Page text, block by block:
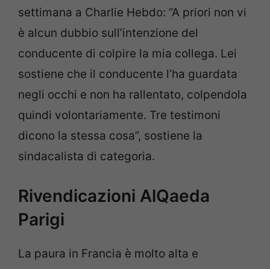
settimana a Charlie Hebdo: “A priori non vi
è alcun dubbio sull’intenzione del
conducente di colpire la mia collega. Lei
sostiene che il conducente l’ha guardata
negli occhi e non ha rallentato, colpendola
quindi volontariamente. Tre testimoni
dicono la stessa cosa”, sostiene la
sindacalista di categoria.
Rivendicazioni AlQaeda
Parigi
La paura in Francia è molto alta e